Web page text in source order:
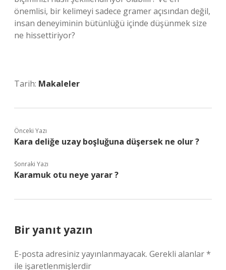
önemlisi, bir kelimeyi sadece gramer açısından değil,
insan deneyiminin bütünlüğü içinde düşünmek size
ne hissettiriyor?
Tarih: Makaleler
Önceki Yazı
Kara deliğe uzay boşluğuna düşersek ne olur ?
Sonraki Yazı
Karamuk otu neye yarar ?
Bir yanıt yazın
E-posta adresiniz yayınlanmayacak. Gerekli alanlar*
ile işaretlenmişlerdir